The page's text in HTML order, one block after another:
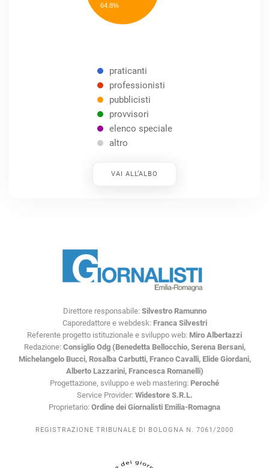
64.8%
praticanti
professionisti
pubblicisti
provvisori
elenco speciale
altro
VAI ALL’ALBO
Direttore responsabile: Silvestro Ramunno
Caporedattore e webdesk: Franca Silvestri
Referente progetto istituzionale e sviluppo web: Miro Albertazzi
Redazione: Consiglio Odg (Benedetta Bellocchio, Serena Bersani,
Michelangelo Bucci, Rosalba Carbutti, Franco Cavalli, Elide Giordani,
Alberto Lazzarini, Francesca Romanelli)
Progettazione, sviluppo e web mastering: Peroché
Service Provider: Widestore S.R.L.
Proprietario: Ordine dei Giornalisti Emilia-Romagna
REGISTRAZIONE TRIBUNALE DI BOLOGNA N. 7061/2000